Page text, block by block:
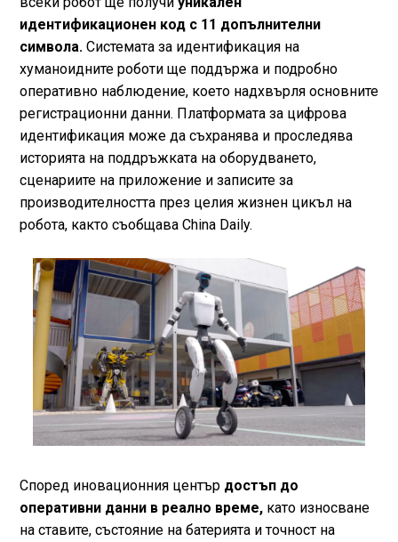
идентификационен код с 11 допълнителни
символа.Системата за идентификация на
хуманоидните роботи ще поддържа и подробно
оперативно наблюдение, което надхвърля основните
регистрационни данни. Платформата за цифрова
идентификация може да съхранява и проследява
историята на поддръжката на оборудването,
сценариите на приложение и записите за
производителността през целия жизнен цикъл на
робота, както съобщава China Daily.
Според иновационния центърдостъп до
оперативни данни в реално време,като износване
на ставите, състояние на батерията и точност на